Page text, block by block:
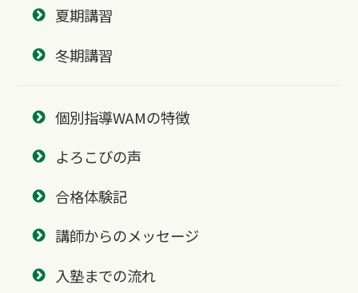
夏期講習
冬期講習
個別指導WAMの特徴
よろこびの声
合格体験記
講師からのメッセージ
入塾までの流れ